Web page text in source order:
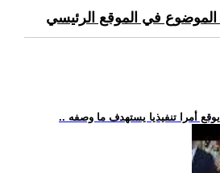
الموضوع في الموقع الرئيسي
يوقع أمرا تنفيذيا يستهدف ما وصفه